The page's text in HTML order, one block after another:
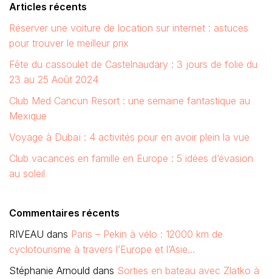
Articles récents
Réserver une voiture de location sur internet : astuces
pour trouver le meilleur prix
Fête du cassoulet de Castelnaudary : 3 jours de folie du
23 au 25 Août 2024
Club Med Cancun Resort : une semaine fantastique au
Mexique
Voyage à Dubaï : 4 activités pour en avoir plein la vue
Club vacances en famille en Europe : 5 idées d’évasion
au soleil
Commentaires récents
RIVEAU dans Paris – Pekin à vélo : 12000 km de
cyclotourisme à travers l’Europe et l’Asie…
Stéphanie Arnould dans Sorties en bateau avec Zlatko à